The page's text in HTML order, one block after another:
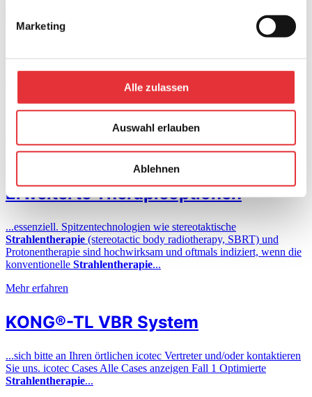
Marketing
Alle zulassen
Auswahl erlauben
Ablehnen
Radiolucent...
BlackArmor®
...Magnetic Resonance Imaging of Patients with Lumbar
Spondylodesis. Scientific Reports. 2020 (PubMed, PMID:
Strahlentherapie2Müller et al. (2020):...
Erweiterte Therapieoptionen
...essenziell. Spitzentechnologien wie stereotaktische
Strahlentherapie (stereotactic body radiotherapy, SBRT) und
Protonentherapie sind hochwirksam und oftmals indiziert, wenn die
konventionelle Strahlentherapie...
Mehr erfahren
KONG®-TL VBR System
...sich bitte an Ihren örtlichen icotec Vertreter und/oder kontaktieren
Sie uns. icotec Cases Alle Cases anzeigen Fall 1 Optimierte
Strahlentherapie...